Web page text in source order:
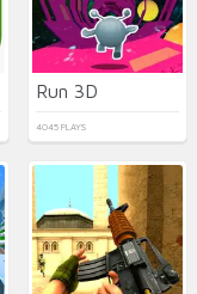
Run 3D
4045 PLAYS